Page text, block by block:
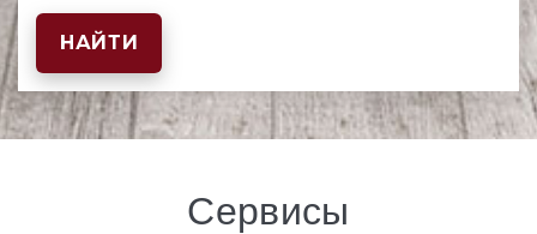
НАЙТИ
Сервисы